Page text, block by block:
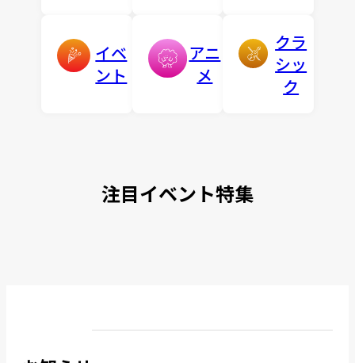
イベ
ント
アニ
メ
クラ
シッ
ク
注目イベント特集